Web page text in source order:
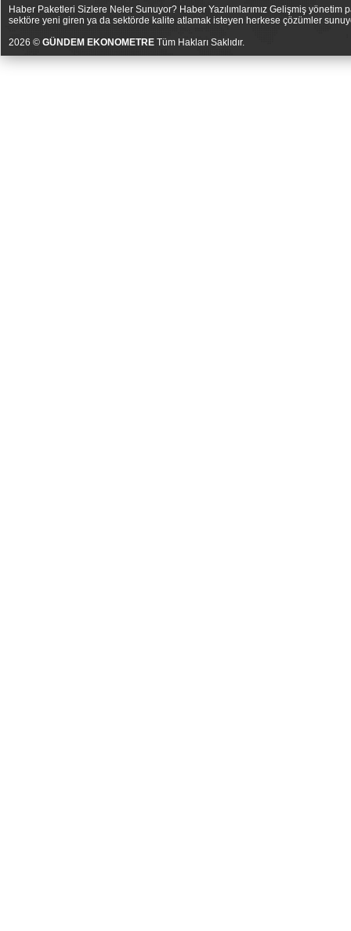
Haber Paketleri Sizlere Neler Sunuyor? Haber Yazılımlarımız Gelişmiş
sektöre yeni giren ya da sektörde kalite atlamak isteyen herkese çözümler
2026 © GÜNDEM EKONOMETRE Tüm Hakları Saklıdır.